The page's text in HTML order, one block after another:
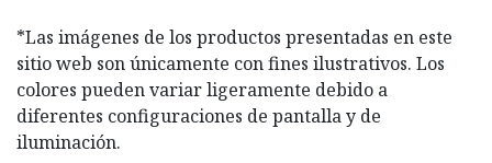
*Las imágenes de los productos presentadas en este
sitio web son únicamente con fines ilustrativos. Los
colores pueden variar ligeramente debido a
diferentes configuraciones de pantalla y de
iluminación.